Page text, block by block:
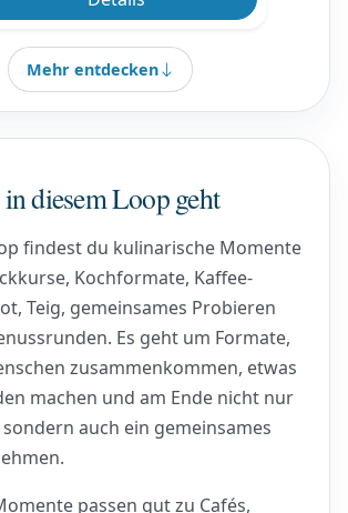
Mehr entdecken
diesem Loop geht
findest du kulinarische Momente
Kochformate, Kaffee-
Teig, gemeinsames Probieren
Es geht um Formate,
zusammenkommen, etwas
machen und am Ende nicht nur
auch ein gemeinsames
passen gut zu Cafés,